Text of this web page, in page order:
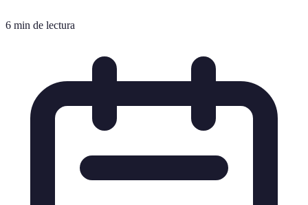
6 min de lectura